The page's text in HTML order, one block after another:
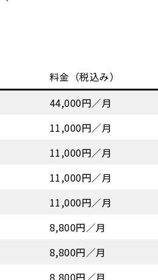
料金（税込み）
44,000円／月
11,000円／月
11,000円／月
11,000円／月
11,000円／月
8,800円／月
8,800円／月
8,800円／月